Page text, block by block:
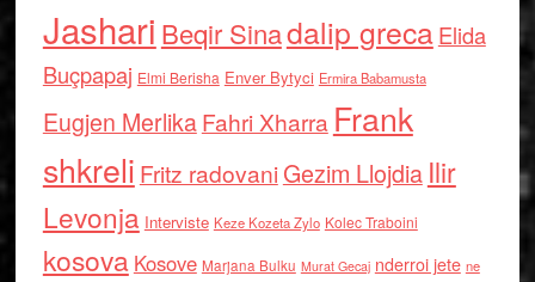
Jashari Beqir Sinadalip grecaElida
Buçpapaj Elmi Berisha Enver Bytyci Ermira Babamusta
Eugjen MerlikaFahri Xharra Frank
shkreli Fritz radovaniGezim Llojdia Ilir
Levonja Interviste Keze Kozeta Zylo Kolec Traboini
kosova Kosove Marjana Bulku Murat Gecaj nderroi jete ne